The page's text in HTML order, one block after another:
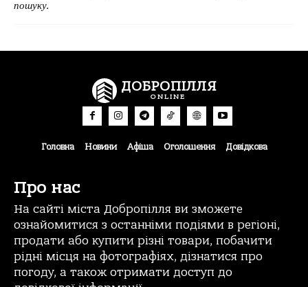
пошуку.
ДОБРОПІЛЛЯ
ONLINE
Головна Новини Афіша Оголошення Довідкова
Про нас
На сайті міста Добропілля ви зможете
ознайомитися з останніми подіями в регіоні,
продати або купити різні товари, побачити
рідні місця на фотографіях, дізнатися про
погоду, а також отримати доступ до